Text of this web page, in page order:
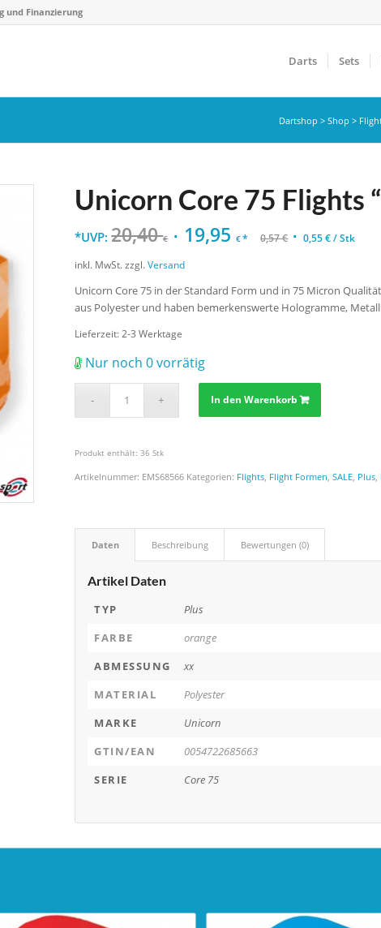
und Finanzierung
Darts Sets
Dartshop > Shop >
Unicorn Core 75 Flights
*UVP: 20,40€ 19,95€* 0,57€ 0,55€/Stk
inkl. MwSt. zzgl.Versand
Unicorn Core 75 in der Standard Form und in 75 Micron
aus Polyester und haben bemerkenswerte Hologramme,
Lieferzeit: 2-3 Werktage
Nur noch 0 vorrätig
In den Warenkorb
Produkt enthält: 36Stk
Artikelnummer: EMS68566 Kategorien: Flights Flight Formen ,SALE Plus
Daten Beschreibung Bewertungen (0)
Artikel Daten
TYP
Plus
FARBE
orange
ABMESSUNG
xx
MATERIAL
Polyester
MARKE
Unicorn
GTIN/EAN
0054722685663
SERIE
Core 75